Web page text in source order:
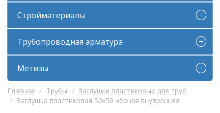
Стройматериалы
Трубопроводная арматура
Метизы
Главная Трубы
Заглушки пластиковые для труб
Заглушка пластиковая 50х50 чёрная внутренняя